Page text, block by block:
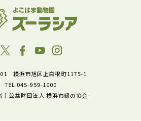
横浜市旭区上白根町1175-1
TEL 045-959-1000
｜公益財団法人 横浜市緑の協会